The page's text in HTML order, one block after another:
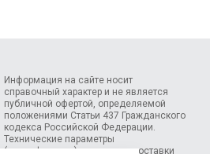
Информация на сайте носит
справочный характер и не является
публичной офертой, определяемой
положениями Статьи 437 Гражданского
кодекса Российской Федерации.
Технические параметры
(спецификация) и комплект поставки